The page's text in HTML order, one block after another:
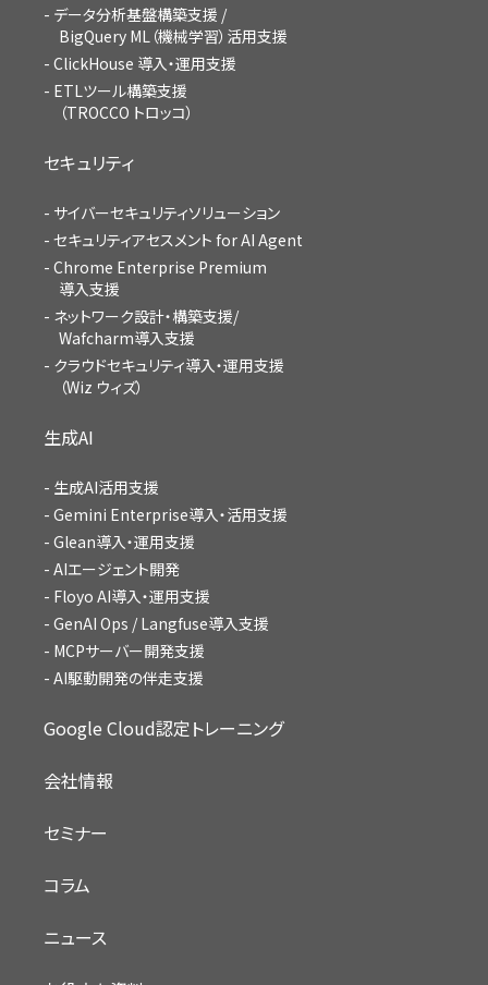
データ分析基盤構築支援 /
BigQuery ML（機械学習）活用支援
ClickHouse 導入・運用支援
ETLツール構築支援
（TROCCO トロッコ）
セキュリティ
サイバーセキュリティソリューション
セキュリティアセスメント for AI Agent
Chrome Enterprise Premium
導入支援
ネットワーク設計・構築支援/
Wafcharm導入支援
クラウドセキュリティ導入・運用支援
（Wiz ウィズ）
生成AI
生成AI活用支援
Gemini Enterprise導入・活用支援
Glean導入・運用支援
AIエージェント開発
Floyo AI導入・運用支援
GenAI Ops / Langfuse導入支援
MCPサーバー開発支援
AI駆動開発の伴走支援
Google Cloud認定トレーニング
会社情報
セミナー
コラム
ニュース